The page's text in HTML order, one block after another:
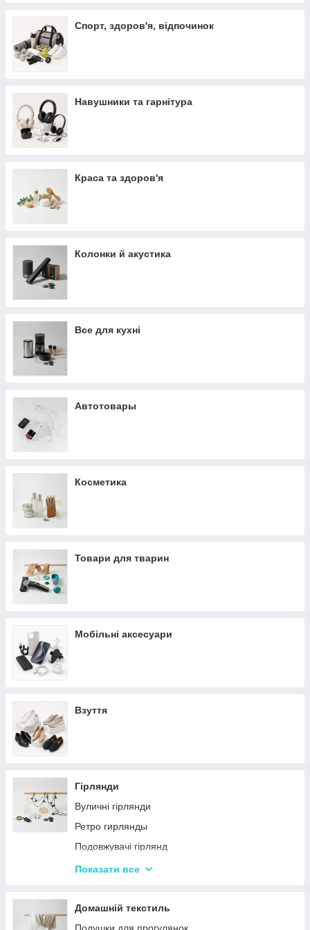
Спорт, здоров'я, відпочинок
Навушники та гарнітура
Краса та здоров'я
Колонки й акустика
Все для кухні
Автотовары
Косметика
Товари для тварин
Мобільні аксесуари
Взуття
Гірлянди
Вуличні гірлянди
Ретро гирлянды
Подовжувачі гірлянд
Хатні гірлянди
Показати все
Домашній текстиль